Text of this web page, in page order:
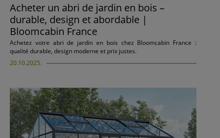
Acheter un abri de jardin en bois –
durable, design et abordable |
Bloomcabin France
Achetez votre abri de jardin en bois chez Bloomcabin France :
qualité durable, design moderne et prix justes.
20.10.2025.